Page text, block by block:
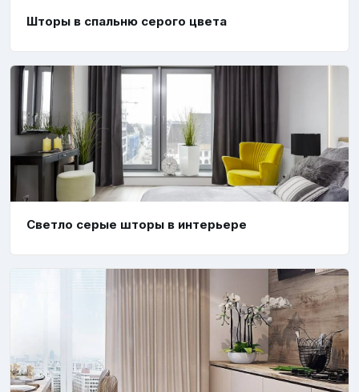
Шторы в спальню серого цвета
Светло серые шторы в интерьере